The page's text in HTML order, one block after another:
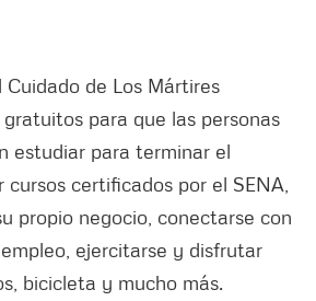
Cuidado de Los Mártires
para que las personas
estudiar para terminar el
certificados por el SENA,
propio negocio, conectarse con
ejercitarse y disfrutar
bicicleta y mucho más.